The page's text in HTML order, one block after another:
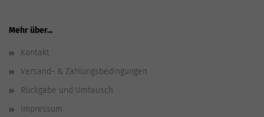
Mehr über...
Kontakt
Versand- & Zahlungsbedingungen
Rückgabe und Umtausch
Impressum